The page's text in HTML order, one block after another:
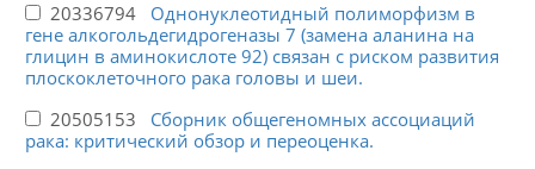
20336794 Однонуклеотидный полиморфизм в
гене алкогольдегидрогеназы 7 (замена аланина на
глицин в аминокислоте 92) связан с риском развития
плоскоклеточного рака головы и шеи.
20505153 Сборник общегеномных ассоциаций
рака: критический обзор и переоценка.